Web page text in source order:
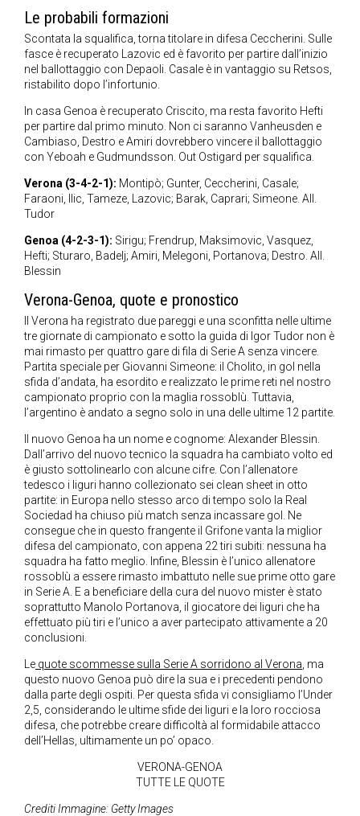
Le probabili formazioni
Scontata la squalifica, torna titolare in difesa Ceccherini. Sulle
fasce è recuperato Lazovic ed è favorito per partire dall’inizio
nel ballottaggio con Depaoli. Casale è in vantaggio su Retsos,
ristabilito dopo l’infortunio.
In casa Genoa è recuperato Criscito, ma resta favorito Hefti
per partire dal primo minuto. Non ci saranno Vanheusden e
Cambiaso, Destro e Amiri dovrebbero vincere il ballottaggio
con Yeboah e Gudmundsson. Out Ostigard per squalifica.
Verona (3-4-2-1): Montipò; Gunter, Ceccherini, Casale;
Faraoni, Ilic, Tameze, Lazovic; Barak, Caprari; Simeone. All.
Tudor
Genoa (4-2-3-1): Sirigu; Frendrup, Maksimovic, Vasquez,
Hefti; Sturaro, Badelj; Amiri, Melegoni, Portanova; Destro. All.
Blessin
Verona-Genoa, quote e pronostico
Il Verona ha registrato due pareggi e una sconfitta nelle ultime
tre giornate di campionato e sotto la guida di Igor Tudor non è
mai rimasto per quattro gare di fila di Serie A senza vincere.
Partita speciale per Giovanni Simeone: il Cholito, in gol nella
sfida d’andata, ha esordito e realizzato le prime reti nel nostro
campionato proprio con la maglia rossoblù. Tuttavia,
l’argentino è andato a segno solo in una delle ultime 12 partite.
Il nuovo Genoa ha un nome e cognome: Alexander Blessin.
Dall’arrivo del nuovo tecnico la squadra ha cambiato volto ed
è giusto sottolinearlo con alcune cifre. Con l’allenatore
tedesco i liguri hanno collezionato sei clean sheet in otto
partite: in Europa nello stesso arco di tempo solo la Real
Sociedad ha chiuso più match senza incassare gol. Ne
consegue che in questo frangente il Grifone vanta la miglior
difesa del campionato, con appena 22 tiri subiti: nessuna ha
squadra ha fatto meglio. Infine, Blessin è l’unico allenatore
rossoblù a essere rimasto imbattuto nelle sue prime otto gare
in Serie A. E a beneficiare della cura del nuovo mister è stato
soprattutto Manolo Portanova, il giocatore dei liguri che ha
effettuato più tiri e l’unico a aver partecipato attivamente a 20
conclusioni.
Le quote scommesse sulla Serie A sorridono al Verona, ma
questo nuovo Genoa può dire la sua e i precedenti pendono
dalla parte degli ospiti. Per questa sfida vi consigliamo l’Under
2,5, considerando le ultime sfide dei liguri e la loro rocciosa
difesa, che potrebbe creare difficoltà al formidabile attacco
dell’Hellas, ultimamente un po’ opaco.
VERONA-GENOA
TUTTE LE QUOTE
Crediti Immagine: Getty Images